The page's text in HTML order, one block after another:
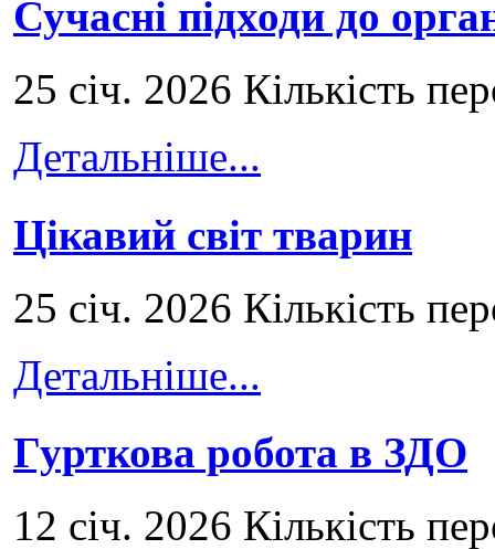
Сучасні підходи до
25 січ. 2026 Кількість
Детальніше...
Цікавий світ тварин
25 січ. 2026 Кількість
Детальніше...
Гурткова робота в ЗДО
12 січ. 2026 Кількість